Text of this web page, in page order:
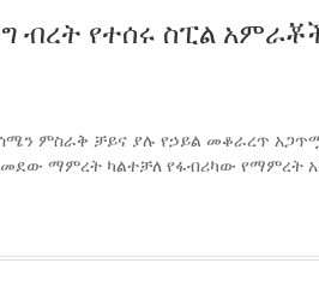
ብረት የተሰሩ ስፒል
ምስራቅ ቻይና ያሉ የኃይል መቆራረጥ
ማምረት ካልተቻለ የፋብሪካው የማምረት